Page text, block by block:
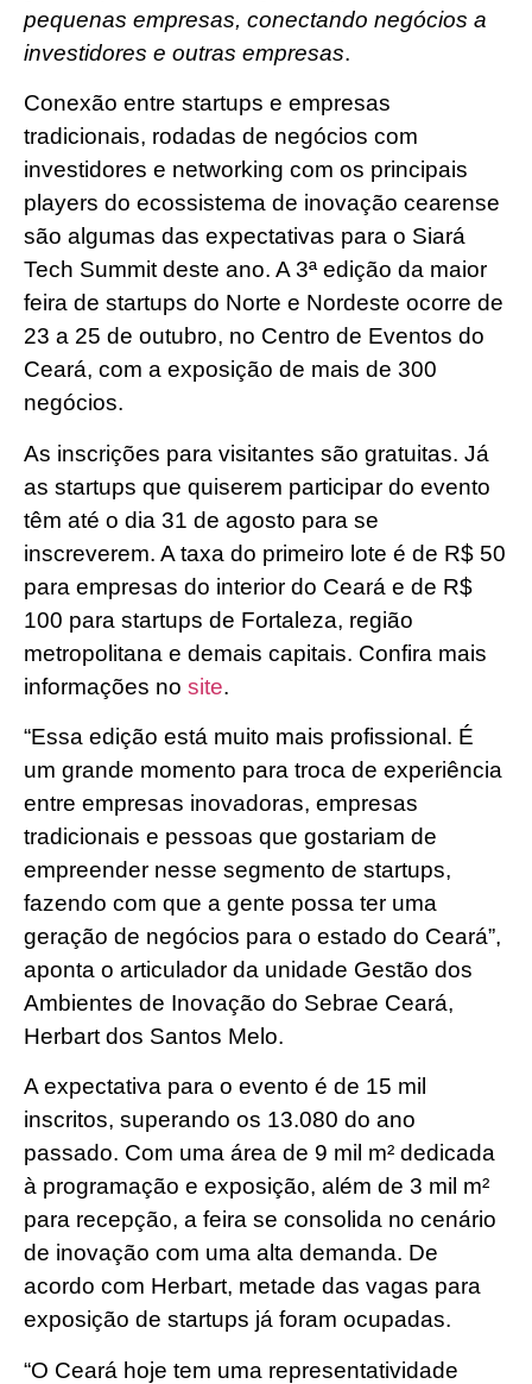
pequenas empresas, conectando negócios a
investidores e outras empresas.
Conexão entre startups e empresas
tradicionais, rodadas de negócios com
investidores e networking com os principais
players do ecossistema de inovação cearense
são algumas das expectativas para o Siará
Tech Summit deste ano. A 3ª edição da maior
feira de startups do Norte e Nordeste ocorre de
23 a 25 de outubro, no Centro de Eventos do
Ceará, com a exposição de mais de 300
negócios.
As inscrições para visitantes são gratuitas. Já
as startups que quiserem participar do evento
têm até o dia 31 de agosto para se
inscreverem. A taxa do primeiro lote é de R$ 50
para empresas do interior do Ceará e de R$
100 para startups de Fortaleza, região
metropolitana e demais capitais. Confira mais
informações no site.
“Essa edição está muito mais profissional. É
um grande momento para troca de experiência
entre empresas inovadoras, empresas
tradicionais e pessoas que gostariam de
empreender nesse segmento de startups,
fazendo com que a gente possa ter uma
geração de negócios para o estado do Ceará”,
aponta o articulador da unidade Gestão dos
Ambientes de Inovação do Sebrae Ceará,
Herbart dos Santos Melo.
A expectativa para o evento é de 15 mil
inscritos, superando os 13.080 do ano
passado. Com uma área de 9 mil m² dedicada
à programação e exposição, além de 3 mil m²
para recepção, a feira se consolida no cenário
de inovação com uma alta demanda. De
acordo com Herbart, metade das vagas para
exposição de startups já foram ocupadas.
“O Ceará hoje tem uma representatividade